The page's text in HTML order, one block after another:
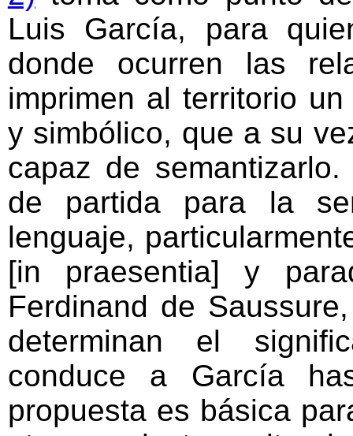
Luis García, para
donde ocurren las
imprimen al territorio
y simbólico, que a su
capaz de
de partida para la
lenguaje,
[in praesentia] y
Ferdinand de
determinan el
conduce a García
propuesta es básica